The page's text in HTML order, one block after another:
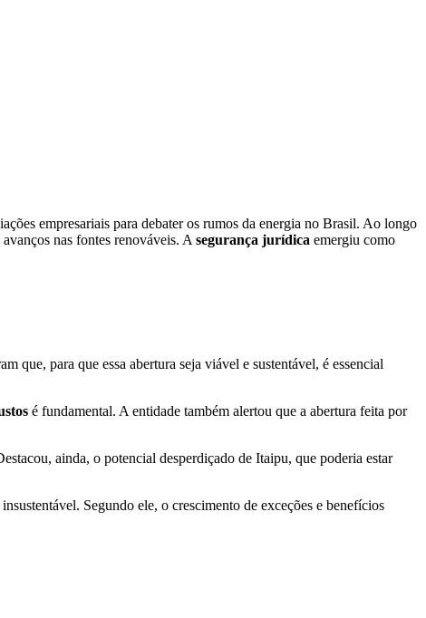
empresariais para debater os rumos da energia no Brasil. Ao longo
nas fontes renováveis. A segurança jurídica emergiu como
que, para que essa abertura seja viável e sustentável, é essencial
é fundamental. A entidade também alertou que a abertura feita por
ainda, o potencial desperdiçado de Itaipu, que poderia estar
Segundo ele, o crescimento de exceções e benefícios